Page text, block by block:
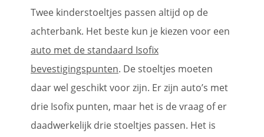
Twee kinderstoeltjes passen altijd op de
achterbank. Het beste kun je kiezen voor een
auto met de standaard Isofix
bevestigingspunten. De stoeltjes moeten
daar wel geschikt voor zijn. Er zijn auto’s met
drie Isofix punten, maar het is de vraag of er
daadwerkelijk drie stoeltjes passen. Het is